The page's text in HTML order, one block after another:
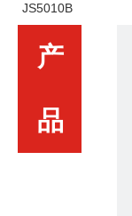
JS5010B
产
品